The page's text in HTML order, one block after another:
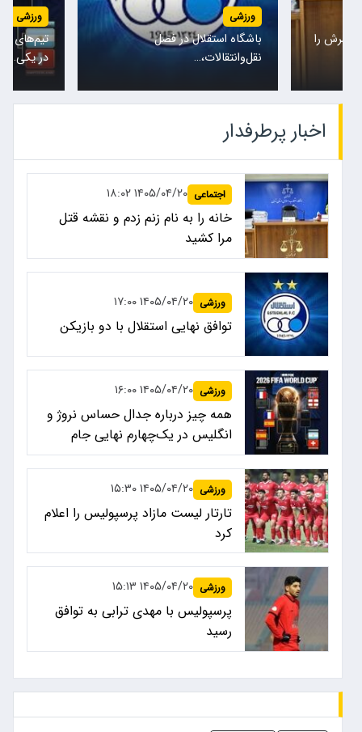
ورزشی
تیم‌های ملی نروژ و انگلیس امشب
در یکی…
ورزشی
پس از
اخبار پرطرفدار
اجتماعی ۱۴۰۵/۰۴/۲۰ ۱۸:۰۲
خانه را به نام زنم زدم و نقشه قتل
مرا کشید
ورزشی ۱۴۰۵/۰۴/۲۰ ۱۷:۰۰
توافق نهایی استقلال با دو بازیکن
ورزشی ۱۴۰۵/۰۴/۲۰ ۱۶:۰۰
همه چیز درباره جدال حساس نروژ و
انگلیس در یک‌چهارم نهایی جام
جهانی ۲۰۲۶
ورزشی ۱۴۰۵/۰۴/۲۰ ۱۵:۳۰
تارتار لیست مازاد پرسپولیس را اعلام
کرد
ورزشی ۱۴۰۵/۰۴/۲۰ ۱۵:۱۳
پرسپولیس با مهدی ترابی به توافق
رسید